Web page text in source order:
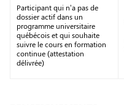
Participant qui n’a pas de
dossier actif dans un
programme universitaire
québécois et qui souhaite
suivre le cours en formation
continue (attestation
délivrée)